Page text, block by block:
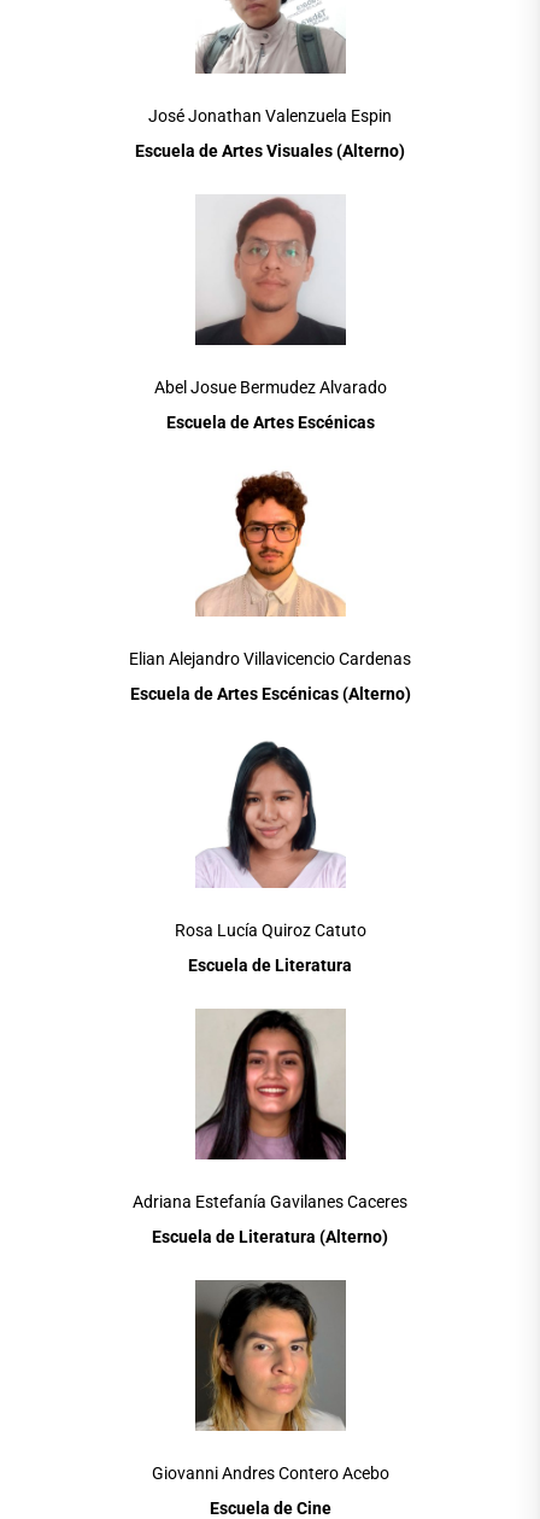
José Jonathan Valenzuela Espin
Escuela de Artes Visuales (Alterno)
Abel Josue Bermudez Alvarado
Escuela de Artes Escénicas
Elian Alejandro Villavicencio Cardenas
Escuela de Artes Escénicas (Alterno)
Rosa Lucía Quiroz Catuto
Escuela de Literatura
Adriana Estefanía Gavilanes Caceres
Escuela de Literatura (Alterno)
Giovanni Andres Contero Acebo
Escuela de Cine